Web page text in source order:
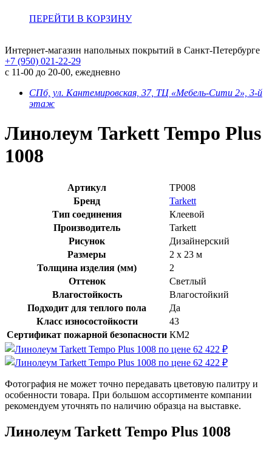
ПЕРЕЙТИ В КОРЗИНУ
Интернет-магазин напольных покрытий в Санкт-Петербурге
+7 (950) 021-22-29
с 11-00 до 20-00, ежедневно
СПб, ул. Кантемировская, 37, ТЦ «Мебель-Сити 2», 3-й
этаж
Линолеум Tarkett Tempo Plus
1008
Артикул
TP008
Бренд
Tarkett
Тип соединения
Клеевой
Производитель
Tarkett
Рисунок
Дизайнерский
Размеры
2 x 23 м
Толщина изделия (мм)
2
Оттенок
Светлый
Влагостойкость
Влагостойкий
Подходит для теплого пола
Да
Класс износостойкости
43
Сертификат пожарной безопасности КМ2
Фотография не может точно передавать цветовую палитру и
особенности товара. При большом ассортименте компании
рекомендуем уточнять по наличию образца на выставке.
Линолеум Tarkett Tempo Plus 1008